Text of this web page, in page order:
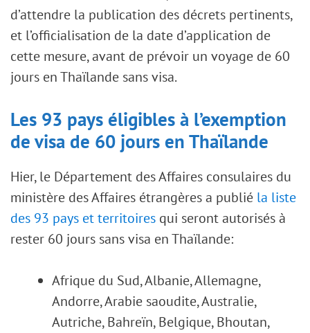
d’attendre la publication des décrets pertinents,
et l’officialisation de la date d’application de
cette mesure, avant de prévoir un voyage de 60
jours en Thaïlande sans visa.
Les 93 pays éligibles à l’exemption
de visa de 60 jours en Thaïlande
Hier, le Département des Affaires consulaires du
ministère des Affaires étrangères a publié la liste
des 93 pays et territoires qui seront autorisés à
rester 60 jours sans visa en Thaïlande:
Afrique du Sud, Albanie, Allemagne,
Andorre, Arabie saoudite, Australie,
Autriche, Bahreïn, Belgique, Bhoutan,